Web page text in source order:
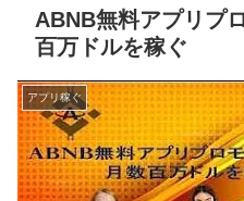
ABNB無料アプリプ
百万ドルを稼ぐ
アプリ稼ぐ